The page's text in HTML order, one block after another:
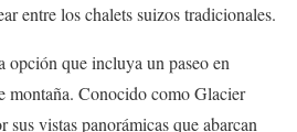
entre los chalets suizos tradicionales.
opción que incluya un paseo en
montaña. Conocido como Glacier
sus vistas panorámicas que abarcan